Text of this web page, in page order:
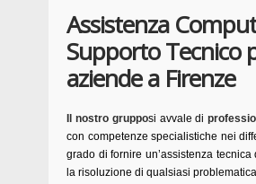
Assistenza
Supporto Tecnico
aziende a Firenze
Il nostro grupposi avvale di
con competenze specialistiche nei
grado di fornire un’assistenza
la risoluzione di qualsiasi